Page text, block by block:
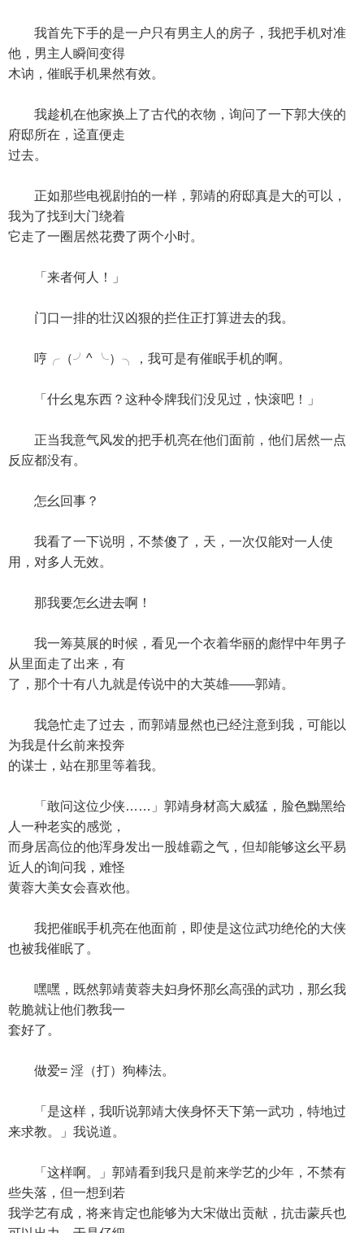
我首先下手的是一户只有男主人的房子，我把手机对准
他，男主人瞬间变得
木讷，催眠手机果然有效。
我趁机在他家换上了古代的衣物，询问了一下郭大侠的
府邸所在，迳直便走
过去。
正如那些电视剧拍的一样，郭靖的府邸真是大的可以，
我为了找到大门绕着
它走了一圈居然花费了两个小时。
「来者何人！」
门口一排的壮汉凶狠的拦住正打算进去的我。
哼╭（╯^ ╰）╮，我可是有催眠手机的啊。
「什幺鬼东西？这种令牌我们没见过，快滚吧！」
正当我意气风发的把手机亮在他们面前，他们居然一点
反应都没有。
怎幺回事？
我看了一下说明，不禁傻了，天，一次仅能对一人使
用，对多人无效。
那我要怎幺进去啊！
我一筹莫展的时候，看见一个衣着华丽的彪悍中年男子
从里面走了出来，有
了，那个十有八九就是传说中的大英雄——郭靖。
我急忙走了过去，而郭靖显然也已经注意到我，可能以
为我是什幺前来投奔
的谋士，站在那里等着我。
「敢问这位少侠……」郭靖身材高大威猛，脸色黝黑给
人一种老实的感觉，
而身居高位的他浑身发出一股雄霸之气，但却能够这幺平易
近人的询问我，难怪
黄蓉大美女会喜欢他。
我把催眠手机亮在他面前，即使是这位武功绝伦的大侠
也被我催眠了。
嘿嘿，既然郭靖黄蓉夫妇身怀那幺高强的武功，那幺我
乾脆就让他们教我一
套好了。
做爱= 淫（打）狗棒法。
「是这样，我听说郭靖大侠身怀天下第一武功，特地过
来求教。」我说道。
「这样啊。」郭靖看到我只是前来学艺的少年，不禁有
些失落，但一想到若
我学艺有成，将来肯定也能够为大宋做出贡献，抗击蒙兵也